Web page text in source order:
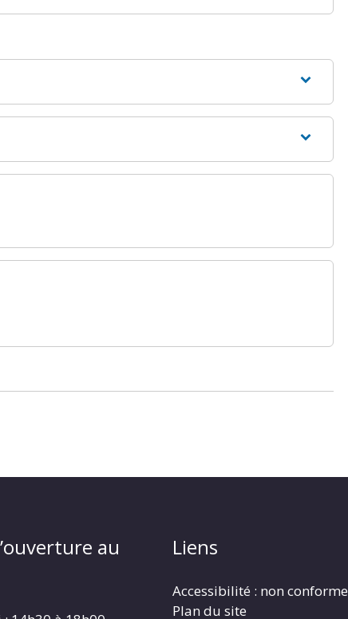
au
Liens
Accessibilité : non conforme
Plan du site